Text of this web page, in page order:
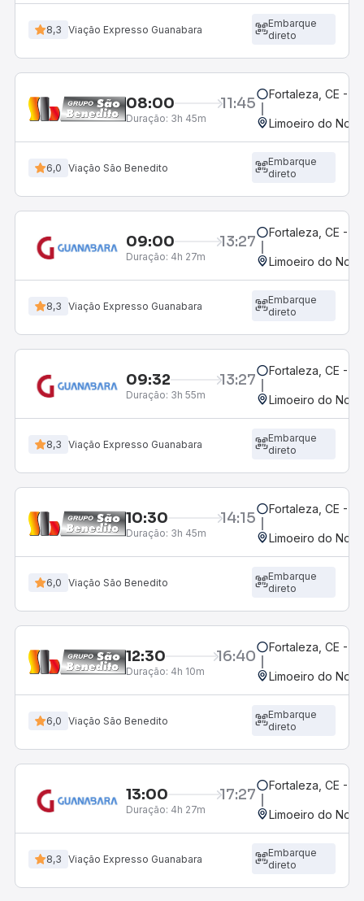
8,3 Viação Expresso Guanabara
Embarque
direto
08:00 11:45
Duração: 3h 45m
Fortaleza, CE -
Limoeiro do
6,0 Viação São Benedito
Embarque
direto
09:00 13:27
Duração: 4h 27m
Fortaleza, CE -
Limoeiro do
8,3 Viação Expresso Guanabara
Embarque
direto
09:32 13:27
Duração: 3h 55m
Fortaleza, CE -
Limoeiro do
8,3 Viação Expresso Guanabara
Embarque
direto
10:30 14:15
Duração: 3h 45m
Fortaleza, CE -
Limoeiro do
6,0 Viação São Benedito
Embarque
direto
12:30 16:40
Duração: 4h 10m
Fortaleza, CE -
Limoeiro do
6,0 Viação São Benedito
Embarque
direto
13:00 17:27
Duração: 4h 27m
Fortaleza, CE -
Limoeiro do
8,3 Viação Expresso Guanabara
Embarque
direto